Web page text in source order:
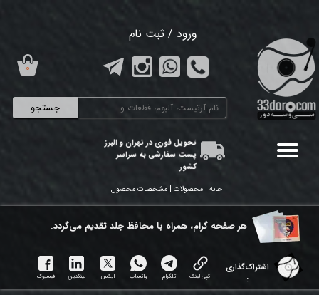
جستجو
ورود / ثبت نام
تغییر گذر واژه
سفارشات
تحویل فوری در تهران و البرز
پست سفارشی به سراسر
کشور
۰
خانه | محصولات | مشخصات محصول
هر ​صفحه گرام، همراه با محافظ جلد تقدیم می‌گردد.
اشتراک‌گذاری
:
کپی لینک تلگرام واتساپ ایکس لینکدین فیسبوک